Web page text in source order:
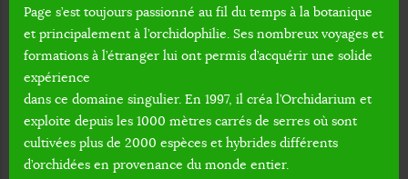
Page s’est toujours passionné au fil du temps à la botanique
et principalement à l’orchidophilie. Ses nombreux voyages et
formations à l’étranger lui ont permis d’acquérir une solide
expérience
dans ce domaine singulier. En 1997, il créa l’Orchidarium et
exploite depuis les 1000 mètres carrés de serres où sont
cultivées plus de 2000 espèces et hybrides différents
d’orchidées en provenance du monde entier.